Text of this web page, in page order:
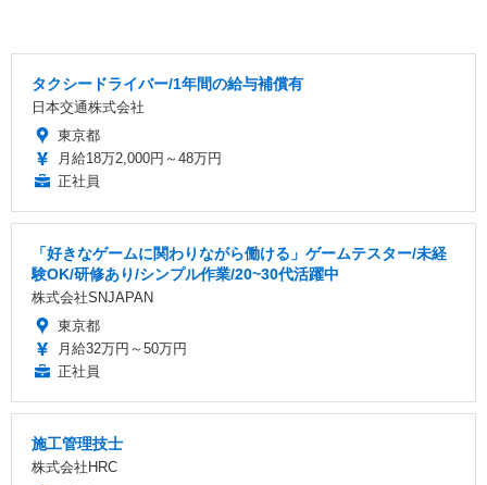
タクシードライバー/1年間の給与補償有
日本交通株式会社
東京都
月給18万2,000円～48万円
正社員
「好きなゲームに関わりながら働ける」ゲームテスター/未経
験OK/研修あり/シンプル作業/20~30代活躍中
株式会社SNJAPAN
東京都
月給32万円～50万円
正社員
施工管理技士
株式会社HRC